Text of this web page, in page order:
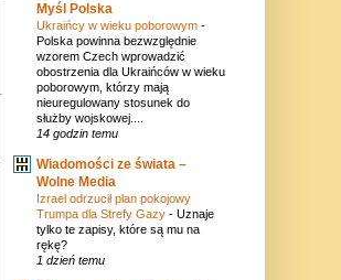
Myśl Polska
Ukraińcy w wieku poborowym -
Polska powinna bezwzględnie
wzorem Czech wprowadzić
obostrzenia dla Ukraińców w wieku
poborowym, którzy mają
nieuregulowany stosunek do
służby wojskowej....
14 godzin temu
Wiadomości ze świata –
Wolne Media
Izrael odrzucił plan pokojowy
Trumpa dla Strefy Gazy - Uznaje
tylko te zapisy, które są mu na
rękę?
1 dzień temu